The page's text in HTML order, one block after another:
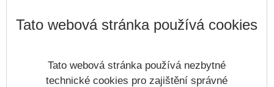
Tato webová stránka používá cookies
Tato webová stránka používá nezbytné
technické cookies pro zajištění správné